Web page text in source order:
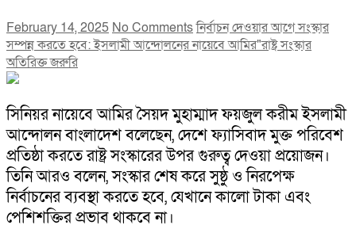
February 14, 2025 No Commentsনির্বাচন দেওয়ার আগে সংস্কার
সম্পন্ন করতে হবে: ইসলামী আন্দোলনের নায়েবে আমির"রাষ্ট্র সংস্কার
অতিরিক্ত জরুরি
সিনিয়র নায়েবে আমির সৈয়দ মুহাম্মাদ ফয়জুল করীম ইসলামী
আন্দোলন বাংলাদেশ বলেছেন, দেশে ফ্যাসিবাদ মুক্ত পরিবেশ
প্রতিষ্ঠা করতে রাষ্ট্র সংস্কারের উপর গুরুত্ব দেওয়া প্রয়োজন।
তিনি আরও বলেন, সংস্কার শেষ করে সুষ্ঠু ও নিরপেক্ষ
নির্বাচনের ব্যবস্থা করতে হবে, যেখানে কালো টাকা এবং
পেশিশক্তির প্রভাব থাকবে না।